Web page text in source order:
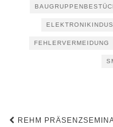
FEHLERVERMEIDUNG
REHM